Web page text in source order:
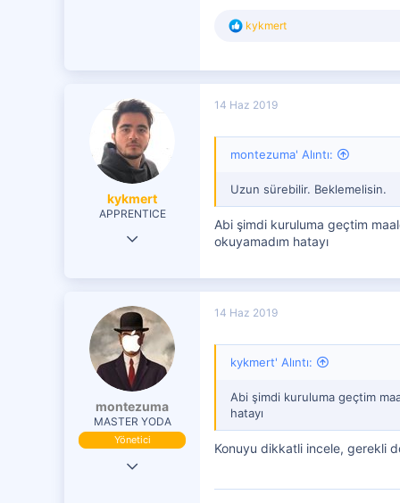
T
k
i
e
:
kykmert
kykmert
APPRENTICE
18 Mar 2018
28
ANKARA
14 Haz 2019
montezuma' Alıntı:
Uzun sürebilir. Beklemelisin.
Abi şimdi kuruluma geçtim
okuyamadım hatayı
montezuma
MASTER YODA
Yönetici
19 Eki 2016
14 Haz 2019
kykmert' Alıntı:
Abi şimdi kuruluma geçtim
hatayı
Konuyu dikkatli incele, gerekli